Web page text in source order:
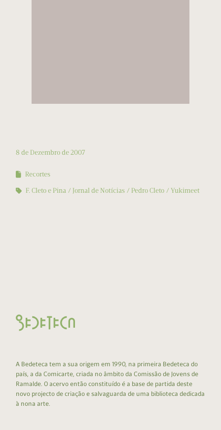
8 de Dezembro de 2007
Recortes
F. Cleto e Pina
Jornal de Notícias Pedro Cleto Yukimeet
A Bedeteca tem a sua origem em 1990, na primeira Bedeteca do
país, a da Comicarte, criada no âmbito da Comissão de Jovens de
Ramalde. O acervo então constituído é a base de partida deste
novo projecto de criação e salvaguarda de uma biblioteca dedicada
à nona arte.